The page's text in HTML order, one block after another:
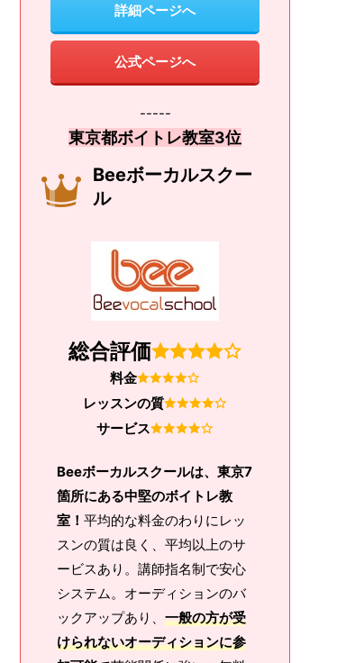
詳細ページへ
公式ページへ
-----
東京都ボイトレ教室3位
Beeボーカルスクー
ル
総合評価
料金
レッスンの質
サービス
Beeボーカルスクールは、東京7
箇所にある中堅のボイトレ教
室！ 平均的な料金のわりにレッ
スンの質は良く、平均以上のサ
ービスあり。講師指名制で安心
システム。オーディションのバ
ックアップあり、 一般の方が受
けられないオーディションに参